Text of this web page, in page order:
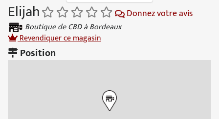
Elijah Donnez votre avis
Boutique de CBD à Bordeaux
Revendiquer ce magasin
Position